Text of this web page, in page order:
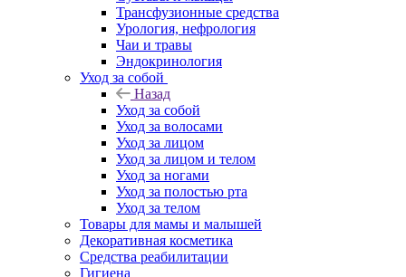
Трансфузионные средства
Урология, нефрология
Чаи и травы
Эндокринология
Уход за собой
Назад
Уход за собой
Уход за волосами
Уход за лицом
Уход за лицом и телом
Уход за ногами
Уход за полостью рта
Уход за телом
Товары для мамы и малышей
Декоративная косметика
Средства реабилитации
Гигиена